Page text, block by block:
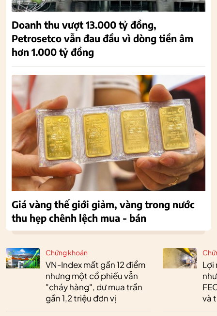
Chứng khoán
VN-Index mất gần 12 điểm
nhưng một cổ phiếu vẫn
"cháy hàng", dư mua trần
gần 1,2 triệu đơn vị
Lợi
và
Doanh thu vượt 13.000 tỷ đồng,
Petrosetco vẫn đau đầu vì dòng tiền âm
hơn 1.000 tỷ đồng
Giá vàng thế giới giảm, vàng trong nước
thu hẹp chênh lệch mua - bán